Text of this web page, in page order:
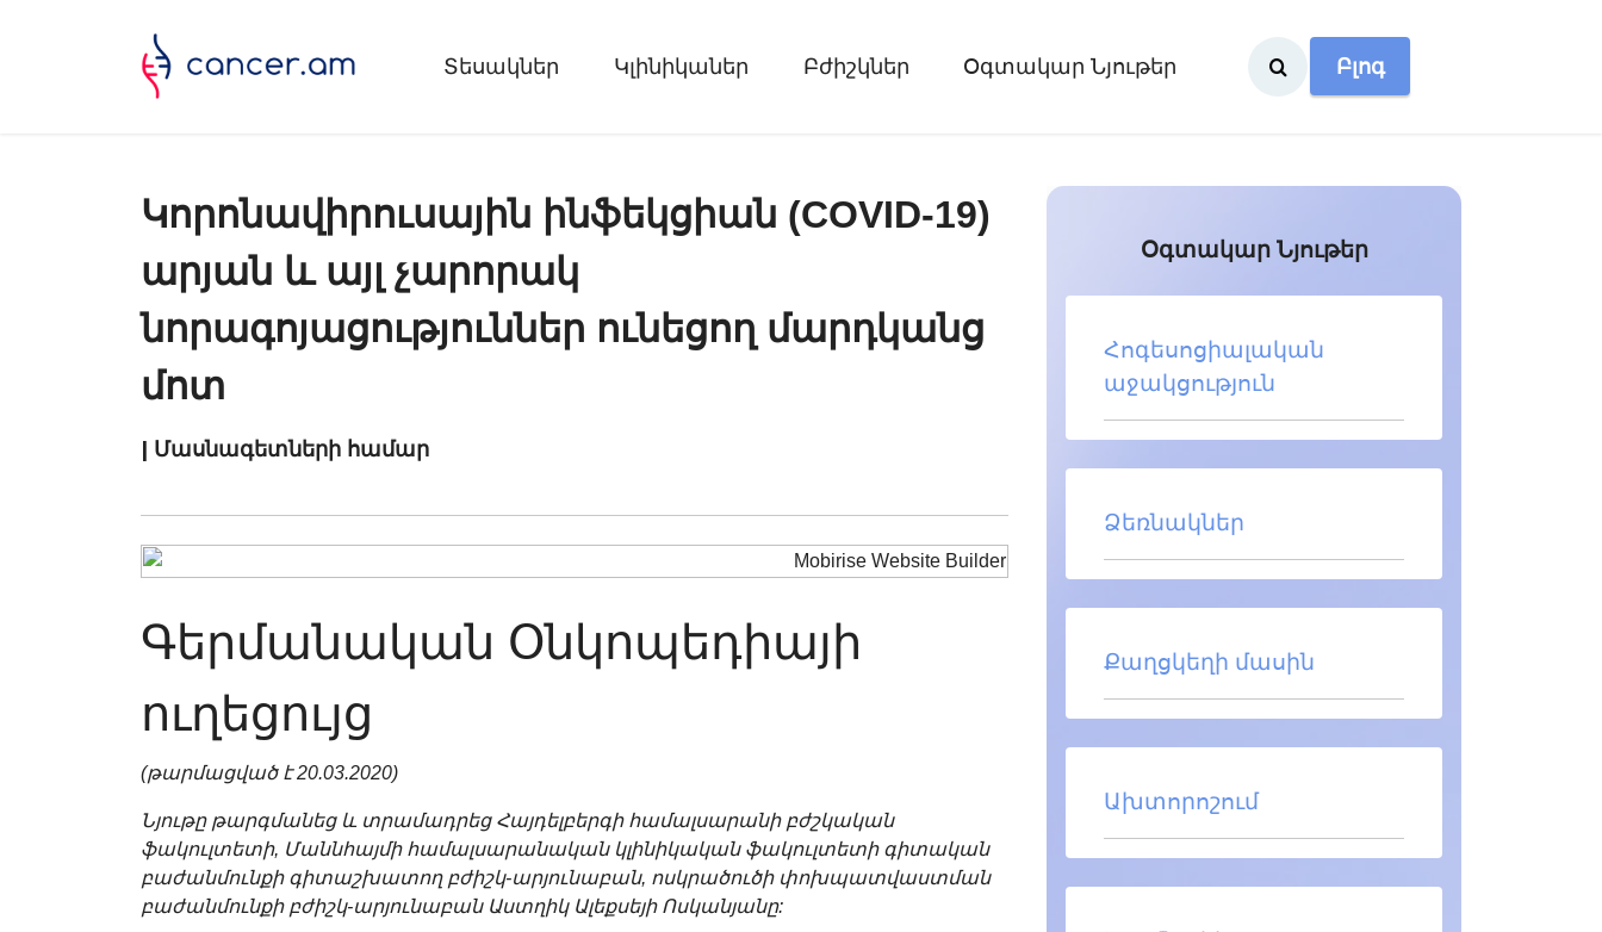
Տեսակներ Կլինիկաներ Բժիշկներ Օգտակար Նյութեր Բլոգ
Կորոնավիրուսային ինֆեկցիան (COVID-19)
արյան և այլ չարորակ
նորագոյացություններ ունեցող մարդկանց
մոտ
| Մասնագետների համար
Գերմանական Օնկոպեդիայի
ուղեցույց
(թարմացված է 20.03.2020)
Նյութը թարգմանեց և տրամադրեց Հայդելբերգի համալսարանի բժշկական
ֆակուլտետի, Մաննհայմի համալսարանական կլինիկական ֆակուլտետի գիտական
բաժանմունքի գիտաշխատող բժիշկ-արյունաբան, ոսկրածուծի փոխպատվաստման
բաժանմունքի բժիշկ-արյունաբան Աստղիկ Ալեքսեյի Ոսկանյանը:
Օգտակար Նյութեր
Հոգեսոցիալական
աջակցություն
Ձեռնակներ
Քաղցկեղի մասին
Ախտորոշում